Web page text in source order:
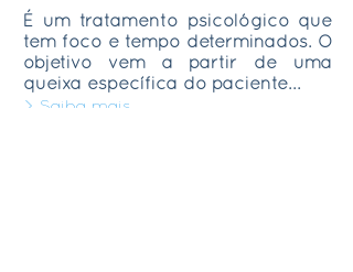
> Saiba mais
É um tratamento psicológico que
tem foco e tempo determinados. O
objetivo vem a partir de uma
queixa específica do paciente...